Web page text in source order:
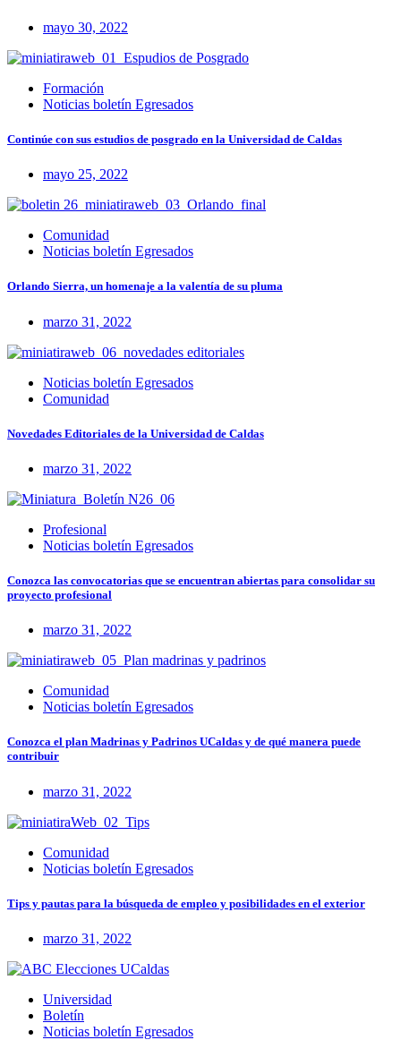
mayo 30, 2022
Formación
Noticias boletín Egresados
Continúe con sus estudios de posgrado en la Universidad de Caldas
mayo 25, 2022
Comunidad
Noticias boletín Egresados
Orlando Sierra, un homenaje a la valentía de su pluma
marzo 31, 2022
Noticias boletín Egresados
Comunidad
Novedades Editoriales de la Universidad de Caldas
marzo 31, 2022
Profesional
Noticias boletín Egresados
Conozca las convocatorias que se encuentran abiertas para consolidar su
proyecto profesional
marzo 31, 2022
Comunidad
Noticias boletín Egresados
Conozca el plan Madrinas y Padrinos UCaldas y de qué manera puede
contribuir
marzo 31, 2022
Comunidad
Noticias boletín Egresados
Tips y pautas para la búsqueda de empleo y posibilidades en el exterior
marzo 31, 2022
Universidad
Boletín
Noticias boletín Egresados